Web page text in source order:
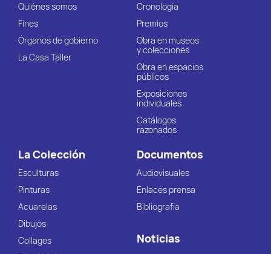
Quiénes somos
Fines
Órganos de gobierno
La Casa Taller
Cronología
Premios
Obra en museos
y colecciones
Obra en espacios
públicos
Exposiciones
individuales
Catálogos
razonados
La Colección
Esculturas
Pinturas
Acuarelas
Dibujos
Collages
Documentos
Audiovisuales
Enlaces prensa
Bibliografía
Noticias